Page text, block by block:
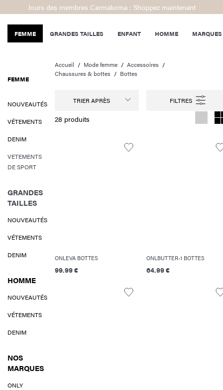
Jours des membres Carmakoma : Shoppez maintenant
FEMME GRANDES TAILLES ENFANT HOMME MARQUES
FEMME
NOUVEAUTÉS
VÉTEMENTS
DENIM
VETEMENTS
DE SPORT
GRANDES
TAILLES
NOUVEAUTÉS
VÉTEMENTS
DENIM
HOMME
NOUVEAUTÉS
VÉTEMENTS
DENIM
NOS
MARQUES
ONLY
Accueil Mode femme
Accessoires
Chaussures & bottes
Bottes
TRIER APRÈS
28 produits
ONLEVA BOTTES
99.99 €
ONLBUTTER-1 BOTTES
64.99 €